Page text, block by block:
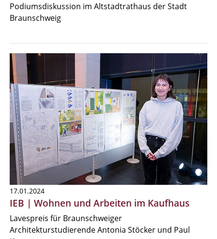
Podiumsdiskussion im Altstadtrathaus der Stadt
Braunschweig
17.01.2024
IEB | Wohnen und Arbeiten im Kaufhaus
Lavespreis für Braunschweiger
Architekturstudierende Antonia Stöcker und Paul